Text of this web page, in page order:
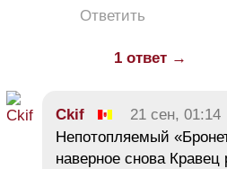
Ответить
1 ответ →
Ckif 21 сен, 01:14
Непотопляемый
наверное снова Кравец